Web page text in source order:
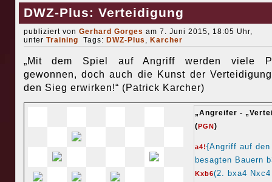
DWZ-Plus: Verteidigung
publiziert von Gerhard Gorges am 7. Juni 2015, 18:05 Uhr,
unter Training Tags: DWZ-Plus , Karcher
„Mit dem Spiel auf Angriff werden viele
gewonnen, doch auch die Kunst der
den Sieg erwirken!“ (Patrick Karcher)
„Angreifer -
(PGN)
a4!{Angriff auf den
besagten Bauern
Kxb6(2. bxa4 Nxc4